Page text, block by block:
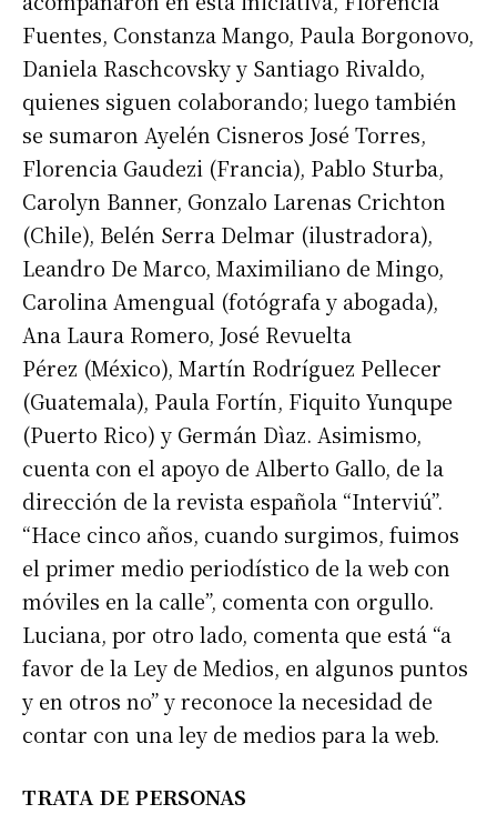
Suscribirme gratis
Dirección de correo electrónico *
Nombre
Apellidos
Número de teléfono
Fuentes, Constanza Mango, Paula Borgonovo,
Daniela Raschcovsky y Santiago Rivaldo,
quienes siguen colaborando; luego también
se sumaron Ayelén Cisneros José Torres,
Florencia Gaudezi (Francia), Pablo Sturba,
Carolyn Banner, Gonzalo Larenas Crichton
(Chile), Belén Serra Delmar (ilustradora),
Leandro De Marco, Maximiliano de Mingo,
Carolina Amengual (fotógrafa y abogada),
Ana Laura Romero, José Revuelta
Pérez (México), Martín Rodríguez Pellecer
(Guatemala), Paula Fortín, Fiquito Yunqupe
(Puerto Rico) y Germán Dìaz. Asimismo,
cuenta con el apoyo de Alberto Gallo, de la
dirección de la revista española “Interviú”.
“Hace cinco años, cuando surgimos, fuimos
el primer medio periodístico de la web con
móviles en la calle”, comenta con orgullo.
Luciana, por otro lado, comenta que está “a
favor de la Ley de Medios, en algunos puntos
y en otros no” y reconoce la necesidad de
contar con una ley de medios para la web.
TRATA DE PERSONAS